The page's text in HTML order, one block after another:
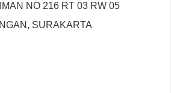
NO 216 RT 03 RW 05
SURAKARTA